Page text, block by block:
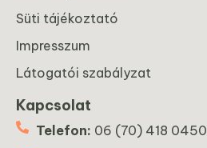
Süti tájékoztató
Impresszum
Látogatói szabályzat
Kapcsolat
Telefon: 06 (70) 418 0450